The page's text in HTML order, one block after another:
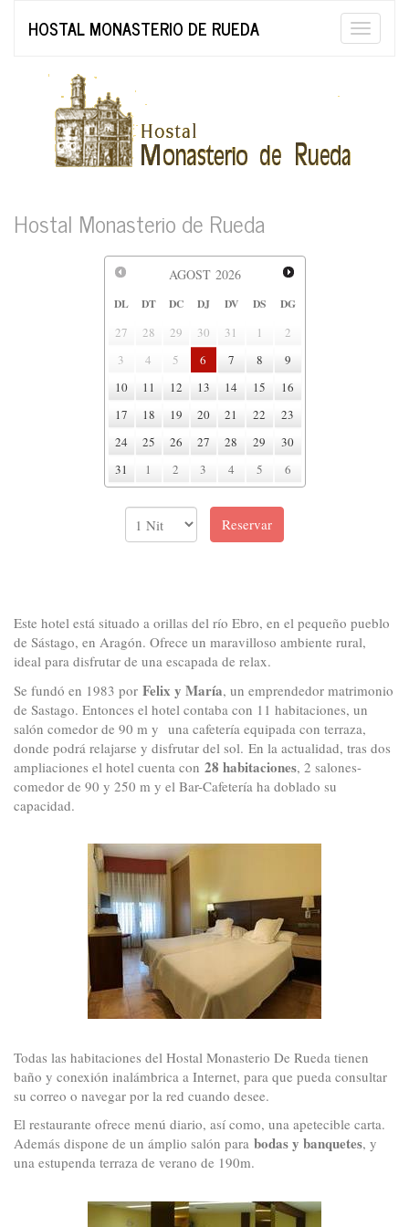
Toggle
HOSTAL MONASTERIO DE RUEDA
Hostal Monasterio de Rueda
AGOST 2026
DL DT DC DJ DV DS DG
27 28 29 30 31 1
2
3
4 5 6 7 8
9
10
11 12 13 14 15
16
17
18 19 20 21 22
23
24
25 26 27 28 29
30
31
1 2 3 4 5 6
Este hotel está situado a orillas del río Ebro, en el pequeño pueblo
de Sástago, en Aragón. Ofrece un maravilloso ambiente rural,
ideal para disfrutar de una escapada de relax.
Se fundó en 1983 por Felix y María, un emprendedor matrimonio
de Sastago. Entonces el hotel contaba con 11 habitaciones, un
salón comedor de 90 m y una cafetería equipada con terraza,
donde podrá relajarse y disfrutar del sol. En la actualidad, tras dos
ampliaciones el hotel cuenta con 28 habitaciones, 2 salones-
comedor de 90 y 250 m y el Bar-Cafetería ha doblado su
capacidad.
Todas las habitaciones del Hostal Monasterio De Rueda tienen
baño y conexión inalámbrica a Internet, para que pueda consultar
su correo o navegar por la red cuando desee.
El restaurante ofrece menú diario, así como, una apetecible carta.
Además dispone de un ámplio salón para bodas y banquetes, y
una estupenda terraza de verano de 190m.